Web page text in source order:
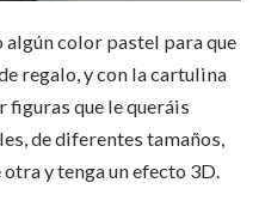
algún color pastel para que
regalo, y con la cartulina
figuras que le queráis
de diferentes tamaños,
y tenga un efecto 3D.